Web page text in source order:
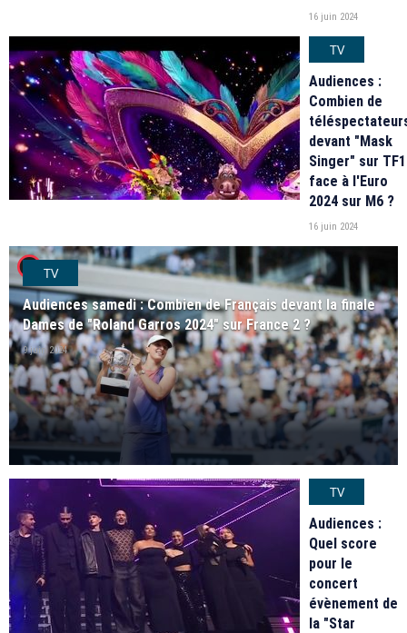
16 juin 2024
TV
Audiences :
Combien de
devant "Mask
Singer" sur TF1
face à l'Euro
2024 sur M6 ?
16 juin 2024
player2TV
Audiences samedi : Combien de Français devant la finale
Dames de "Roland Garros 2024" sur France 2 ?
9 juin 2024
TV
Audiences :
Quel score
pour le
concert
évènement de
la "Star